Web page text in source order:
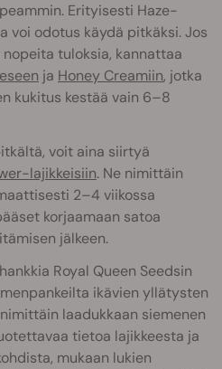
Erityisesti Haze-
voi odotus käydä pitkäksi. Jos
tuloksia, kannattaa
ja Honey Creamiin, jotka
kukitus kestää vain 6–8
voit aina siirtyä
lajikkeisiin. Ne nimittäin
2–4 viikossa
korjaamaan satoa
jälkeen.
Royal Queen Seedsin
ikävien yllätysten
laadukkaan siemenen
tietoa lajikkeesta ja
mukaan lukien